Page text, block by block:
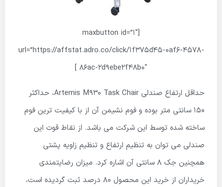
[maxbutton id=”1″
url=”https://affstat.adro.co/click/1f375d45-0af6-4578-
86ac-2d9ebe2f48b0″ ]
حداقل ارتفاع صندلی Artemis M930 Task Chair، حداکثر
۱۵۰ سانتی متر بوده و فوم نشیمن آن از با کیفیت ترین فوم
ساخته شده توسط این شرکت می باشد. از نقاط قوت این
صندلی می توان به تنظیم ارتفاع و تنظیم زاویه پشتی
همچنین جک ۸ سانتی آن اشاره کرد. میزان رضایتمندی
خریداران از خرید این محصول ۸۰ درصد ثبت گردیده است،